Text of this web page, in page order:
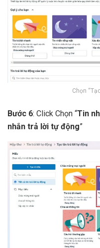
Chọn
Bước 6: Click Chọn “Tin
nhắn trả lời tự động”